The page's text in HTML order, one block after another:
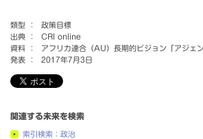
類型 ：
政策目標
出典 ：
CRI online
資料 ：
アフリカ連合（AU）長期的ビジョン「アジェ
発表 ：
2017年7月3日
関連する未来を検索
索引検索：政治